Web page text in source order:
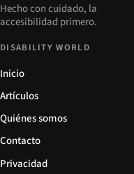
Hecho con cuidado, la
accesibilidad primero.
DISABILITY WORLD
Inicio
Artículos
Quiénes somos
Contacto
Privacidad